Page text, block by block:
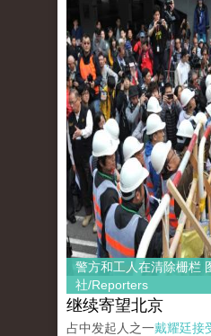
警方和工人在清除栅栏
社/Reporters
继续寄望北京
占中发起人之一戴耀廷接